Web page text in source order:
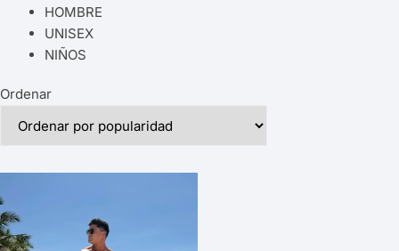
HOMBRE
UNISEX
NIÑOS
Ordenar